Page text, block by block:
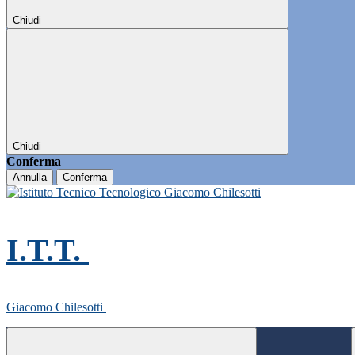
Chiudi
Chiudi
Conferma
Annulla Conferma
I.T.T.
Giacomo Chilesotti